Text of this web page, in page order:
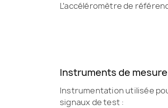
L’accéléromètre de
Instruments de mesure
Instrumentation utilisée
signaux de test :